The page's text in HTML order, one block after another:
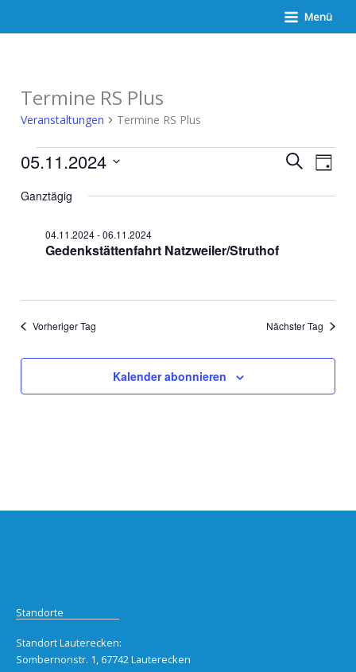
Menü
Termine RS Plus
Veranstaltungen Termine RS Plus
Veranstaltungen
für
Suche
SucheTag
05.11.2024
wählen.
Ganztägig
Gedenkstättenfahrt Natzweiler/Struthof
04.11.2024-06.11.2024
Vorheriger Tag Nächster Tag
Kalender abonnieren
Standorte
Standort Lauterecken:
Sombernonstr. 1, 67742 Lauterecken